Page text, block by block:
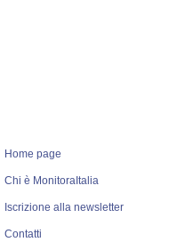
Home page
Chi è MonitoraItalia
Iscrizione alla newsletter
Contatti